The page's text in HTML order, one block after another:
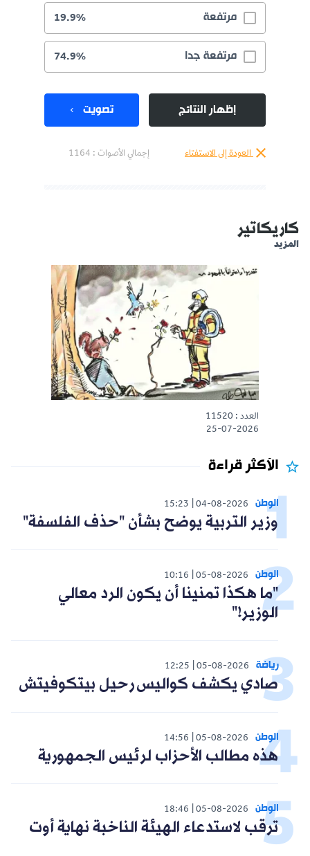
مرتفعة 19.9%
مرتفعة جدا 74.9%
إظهار النتائج تصويت
العودة إلى الاستفتاء إجمالي الأصوات : 1164
كاريكاتير
المزيد
العدد : 11520
25-07-2026
الأكثر قراءة
الوطن 04-08-2026
15:23
وزير التربية يوضح بشأن "حذف الفلسفة"
الوطن 05-08-2026
10:16
"ما هكذا تمنينا أن يكون الرد معالي
الوزير!"
رياضة 05-08-2026
12:25
صادي يكشف كواليس رحيل بيتكوفيتش
الوطن 05-08-2026
14:56
هذه مطالب الأحزاب لرئيس الجمهورية
الوطن 05-08-2026
18:46
ترقب لاستدعاء الهيئة الناخبة نهاية أوت